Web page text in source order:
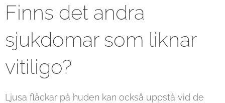
Finns det andra
sjukdomar som liknar
vitiligo?
Ljusa fläckar på huden kan också uppstå vid de